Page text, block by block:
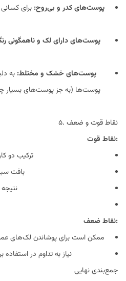
پوست‌های کدر و بی‌روح: برای
پوست‌های دارای لک و ناهمگونی
پوست‌های خشک و مختلط: به
پوست‌ها (به جز پوست‌های
۵. نقاط قوت و ضعف
نقاط قوت:
ترکیب دو
بافت
نقاط ضعف:
ممکن است برای پوشاندن لک‌های
نیاز به تداوم در
جمع‌بندی نهایی